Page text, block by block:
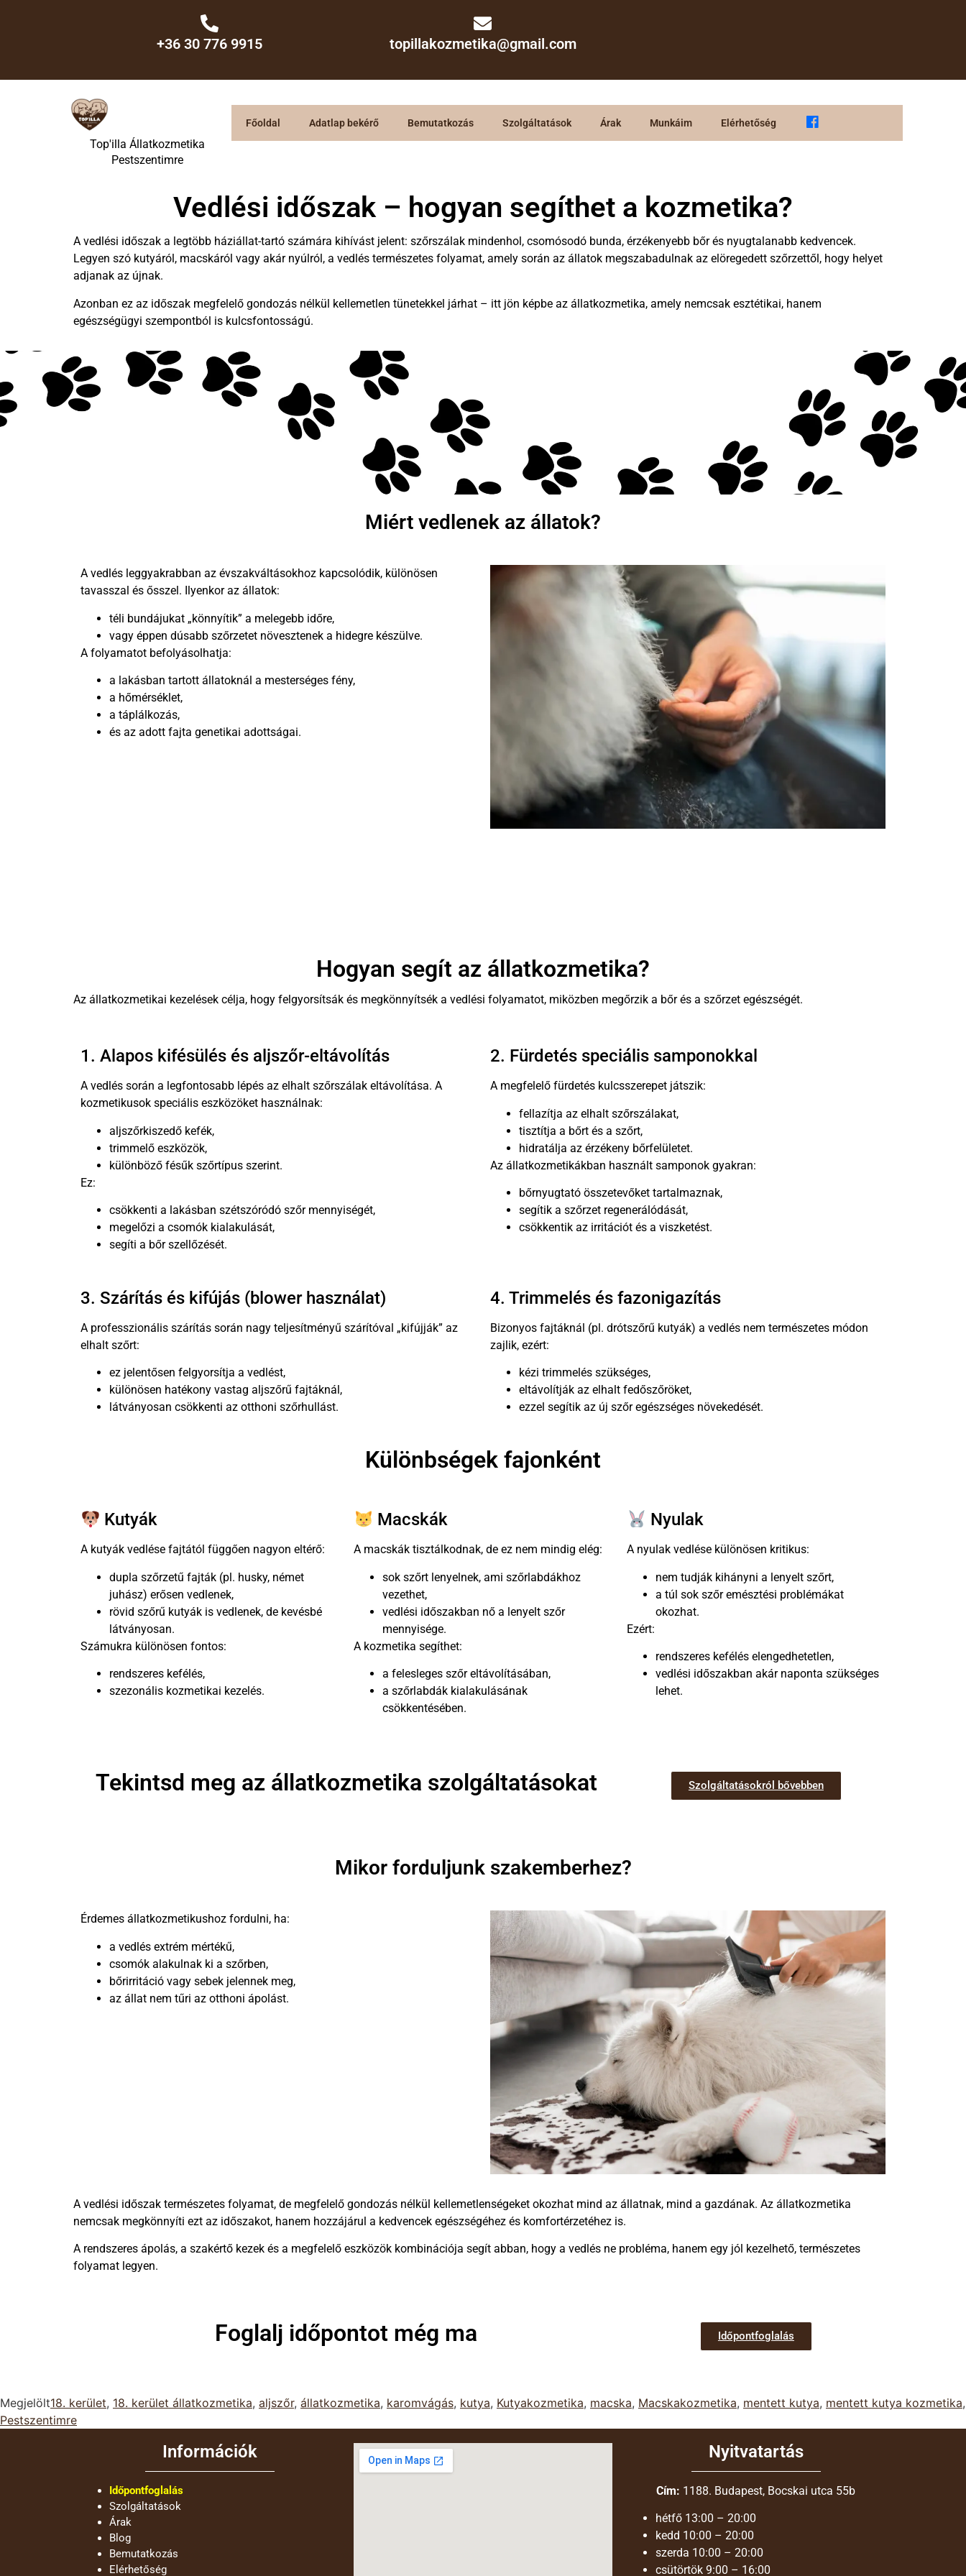
+36 30 776 9915 topillakozmetika@gmail.com
Top'illa Állatkozmetika
Pestszentimre
Főoldal Adatlap bekérő Bemutatkozás Szolgáltatások Árak Munkáim Elérhetőség
Vedlési időszak – hogyan segíthet a kozmetika?
A vedlési időszak a legtöbb háziállat-tartó számára kihívást jelent: szőrszálak mindenhol, csomósodó bunda, érzékenyebb bőr és nyugtalanabb kedvencek.
Legyen szó kutyáról, macskáról vagy akár nyúlról, a vedlés természetes folyamat, amely során az állatok megszabadulnak az elöregedett szőrzettől, hogy helyet
adjanak az újnak.
Azonban ez az időszak megfelelő gondozás nélkül kellemetlen tünetekkel járhat – itt jön képbe az állatkozmetika, amely nemcsak esztétikai, hanem
egészségügyi szempontból is kulcsfontosságú.
Miért vedlenek az állatok?
A vedlés leggyakrabban az évszakváltásokhoz kapcsolódik, különösen
tavasszal és ősszel. Ilyenkor az állatok:
téli bundájukat „könnyítik” a melegebb időre,
vagy éppen dúsabb szőrzetet növesztenek a hidegre készülve.
A folyamatot befolyásolhatja:
a lakásban tartott állatoknál a mesterséges fény,
a hőmérséklet,
a táplálkozás,
és az adott fajta genetikai adottságai.
Hogyan segít az állatkozmetika?
Az állatkozmetikai kezelések célja, hogy felgyorsítsák és megkönnyítsék a vedlési folyamatot, miközben megőrzik a bőr és a szőrzet egészségét.
1. Alapos kifésülés és aljszőr-eltávolítás
A vedlés során a legfontosabb lépés az elhalt szőrszálak eltávolítása. A
kozmetikusok speciális eszközöket használnak:
aljszőrkiszedő kefék,
trimmelő eszközök,
különböző fésűk szőrtípus szerint.
Ez:
csökkenti a lakásban szétszóródó szőr mennyiségét,
megelőzi a csomók kialakulását,
segíti a bőr szellőzését.
2. Fürdetés speciális samponokkal
A megfelelő fürdetés kulcsszerepet játszik:
fellazítja az elhalt szőrszálakat,
tisztítja a bőrt és a szőrt,
hidratálja az érzékeny bőrfelületet.
Az állatkozmetikákban használt samponok gyakran:
bőrnyugtató összetevőket tartalmaznak,
segítik a szőrzet regenerálódását,
csökkentik az irritációt és a viszketést.
3. Szárítás és kifújás (blower használat)
A professzionális szárítás során nagy teljesítményű szárítóval „kifújják” az
elhalt szőrt:
ez jelentősen felgyorsítja a vedlést,
különösen hatékony vastag aljszőrű fajtáknál,
látványosan csökkenti az otthoni szőrhullást.
4. Trimmelés és fazonigazítás
Bizonyos fajtáknál (pl. drótszőrű kutyák) a vedlés nem természetes módon
zajlik, ezért:
kézi trimmelés szükséges,
eltávolítják az elhalt fedőszőröket,
ezzel segítik az új szőr egészséges növekedését.
Különbségek fajonként
Kutyák
A kutyák vedlése fajtától függően nagyon eltérő:
dupla szőrzetű fajták (pl. husky, német
juhász) erősen vedlenek,
rövid szőrű kutyák is vedlenek, de kevésbé
látványosan.
Számukra különösen fontos:
rendszeres kefélés,
szezonális kozmetikai kezelés.
Macskák
A macskák tisztálkodnak, de ez nem mindig elég:
sok szőrt lenyelnek, ami szőrlabdákhoz
vezethet,
vedlési időszakban nő a lenyelt szőr
mennyisége.
A kozmetika segíthet:
a felesleges szőr eltávolításában,
a szőrlabdák kialakulásának
csökkentésében.
Nyulak
A nyulak vedlése különösen kritikus:
nem tudják kihányni a lenyelt szőrt,
a túl sok szőr emésztési problémákat
okozhat.
Ezért:
rendszeres kefélés elengedhetetlen,
vedlési időszakban akár naponta szükséges
lehet.
Tekintsd meg az állatkozmetika szolgáltatásokat Szolgáltatásokról bővebben
Mikor forduljunk szakemberhez?
Érdemes állatkozmetikushoz fordulni, ha:
a vedlés extrém mértékű,
csomók alakulnak ki a szőrben,
bőrirritáció vagy sebek jelennek meg,
az állat nem tűri az otthoni ápolást.
A vedlési időszak természetes folyamat, de megfelelő gondozás nélkül kellemetlenségeket okozhat mind az állatnak, mind a gazdának. Az állatkozmetika
nemcsak megkönnyíti ezt az időszakot, hanem hozzájárul a kedvencek egészségéhez és komfortérzetéhez is.
A rendszeres ápolás, a szakértő kezek és a megfelelő eszközök kombinációja segít abban, hogy a vedlés ne probléma, hanem egy jól kezelhető, természetes
folyamat legyen.
Foglalj időpontot még ma Időpontfoglalás
Megjelölt18. kerület, 18. kerület állatkozmetika, aljszőr, állatkozmetika, karomvágás, kutya, Kutyakozmetika, macska, Macskakozmetika, mentett kutya, mentett kutya kozmetika,
Pestszentimre
Információk
Időpontfoglalás
Szolgáltatások
Árak
Blog
Bemutatkozás
Elérhetőség
Nyitvatartás
Cím: 1188. Budapest, Bocskai utca 55b
hétfő 13:00 – 20:00
kedd 10:00 – 20:00
szerda 10:00 – 20:00
csütörtök 9:00 – 16:00